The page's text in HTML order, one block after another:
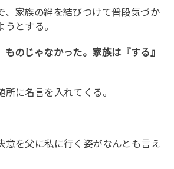
、家族の絆を結びつけて普段気づか
とする。
ものじゃなかった。家族は『する』
に名言を入れてくる。
意を父に私に行く姿がなんとも言え